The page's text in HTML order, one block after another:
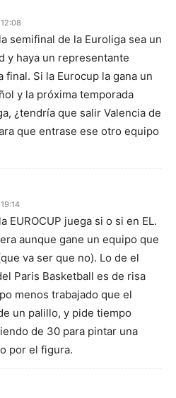
semifinal de la Euroliga sea un
y haya un representante
final. Si la Eurocup la gana un
y la próxima temporada
¿tendría que salir Valencia de
que entrase ese otro equipo
EUROCUP juega si o si en EL.
aunque gane un equipo que
va ser que no). Lo de el
Paris Basketball es de risa
menos trabajado que el
un palillo, y pide tiempo
de 30 para pintar una
por el figura.